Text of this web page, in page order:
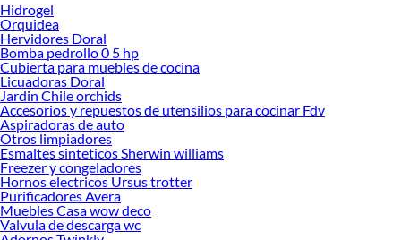
Desde remodelaciones hasta proyectos de decoración, estamos aquí para hacer
tus ideas realidad. ¡Visítanos y encuentra todo lo que tenemos para ofrecerte en
Malla mosaicos!
Explora la variedad de productos de Malla mosaicos en Sodimac
Herramientas, materiales y accesorios de calidad para tus proyectos y
renovación de espacios. ¡Visítanos y descubre todo lo que tenemos para
ofrecerte!
Encuentra una amplia variedad de productos de Malla mosaicos en Sodimac.
Encuentra todo lo necesario para tus proyectos de renovación y decoración.
¡Visítanos y haz tus ideas realidad!
Hidrogel
Orquidea
Hervidores Doral
Bomba pedrollo 0 5 hp
Cubierta para muebles de cocina
Licuadoras Doral
Jardin Chile orchids
Accesorios y repuestos de utensilios para cocinar Fdv
Aspiradoras de auto
Otros limpiadores
Esmaltes sinteticos Sherwin williams
Freezer y congeladores
Hornos electricos Ursus trotter
Purificadores Avera
Muebles Casa wow deco
Valvula de descarga wc